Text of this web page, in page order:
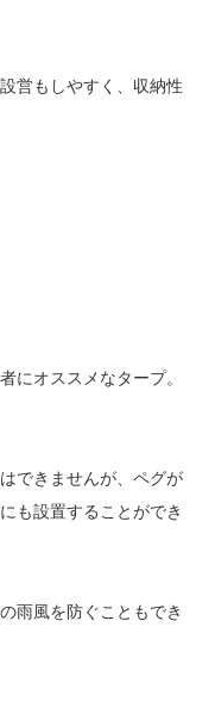
営もしやすく、収納性
にオススメなタープ。
できませんが、ペグが
も設置することができ
雨風を防ぐこともでき